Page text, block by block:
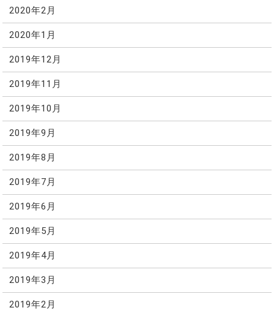
2020年2月
2020年1月
2019年12月
2019年11月
2019年10月
2019年9月
2019年8月
2019年7月
2019年6月
2019年5月
2019年4月
2019年3月
2019年2月